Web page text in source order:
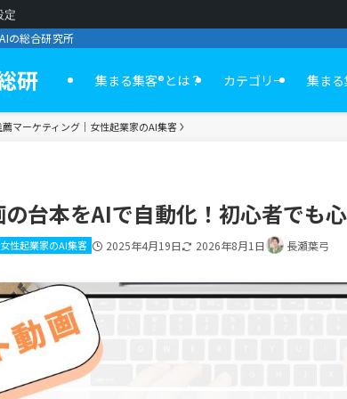
定
の総合研究所
研 集まる集客®️とは？ カテゴリー 集ま
薦マーケティング｜女性起業家のAI集客
台本をAIで自動化！初心者でも
性起業家のAI集客 2025年4月19日 2026年8月1日 長瀬葉弓